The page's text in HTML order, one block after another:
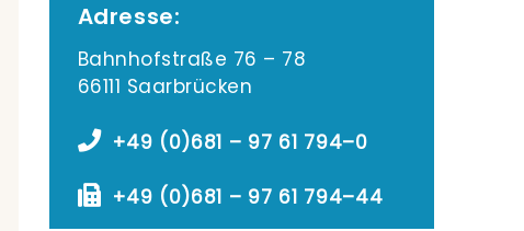
Adresse:
Bahn­hof­stra­ße 76 – 78
66111 Saarbrücken
+49 (0)681 – 97 61 794–0
+49 (0)681 – 97 61 794–44